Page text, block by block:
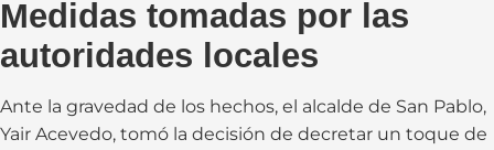
Medidas tomadas por las
autoridades locales
Ante la gravedad de los hechos, el alcalde de San Pablo,
Yair Acevedo, tomó la decisión de decretar un toque de